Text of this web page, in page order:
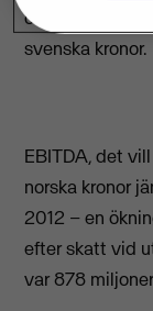
svenska kronor.
EBITDA, det
norska kronor
2012 – en
efter skatt vid
var 878